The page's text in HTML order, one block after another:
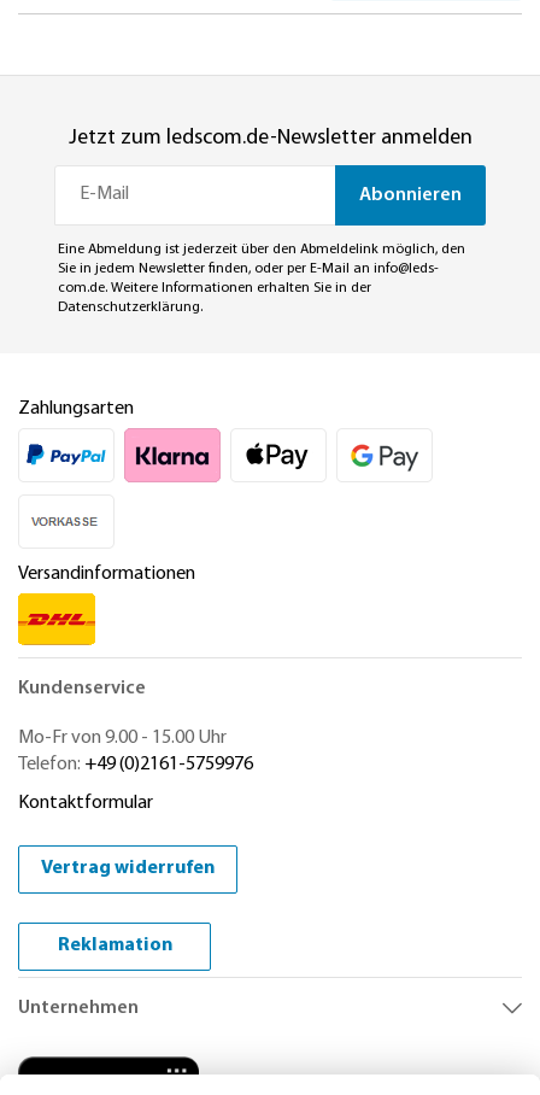
Jetzt zum ledscom.de-Newsletter anmelden
Abonnieren
Eine Abmeldung ist jederzeit über den Abmeldelink möglich, den
Sie in jedem Newsletter finden, oder per E-Mail an info@leds-
com.de. Weitere Informationen erhalten Sie in der
Datenschutzerklärung.
Zahlungsarten
Versandinformationen
Kundenservice
Mo-Fr von 9.00 - 15.00 Uhr
Telefon: +49 (0)2161-5759976
Kontaktformular
Vertrag widerrufen
Reklamation
Unternehmen